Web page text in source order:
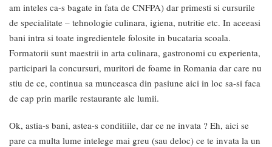
am inteles ca-s bagate in fata de CNFPA) dar primesti si cursurile
de specialitate – tehnologie culinara, igiena, nutritie etc. In aceeasi
bani intra si toate ingredientele folosite in bucataria scoala.
Formatorii sunt maestrii in arta culinara, gastronomi cu experienta,
participari la concursuri, muritori de foame in Romania dar care nu
stiu de ce, continua sa munceasca din pasiune aici in loc sa-si faca
de cap prin marile restaurante ale lumii.
Ok, astia-s bani, astea-s conditiile, dar ce ne invata ? Eh, aici se
pare ca multa lume intelege mai greu (sau deloc) ce te invata la un